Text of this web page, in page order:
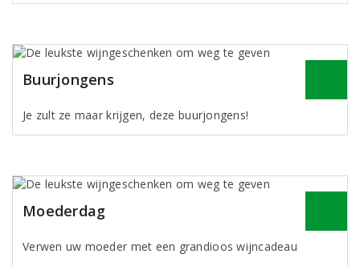
Buurjongens
Je zult ze maar krijgen, deze buurjongens!
Moederdag
Verwen uw moeder met een grandioos wijncadeau